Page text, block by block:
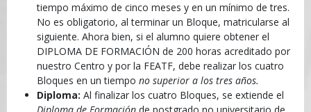
tiempo máximo de cinco meses y en un mínimo de tres.
No es obligatorio, al terminar un Bloque, matricularse al
siguiente. Ahora bien, si el alumno quiere obtener el
DIPLOMA DE FORMACIÓN de 200 horas acreditado por
nuestro Centro y por la FEATF, debe realizar los cuatro
Bloques en un tiempo no superior a los tres años.
Diploma: Al finalizar los cuatro Bloques, se extiende el